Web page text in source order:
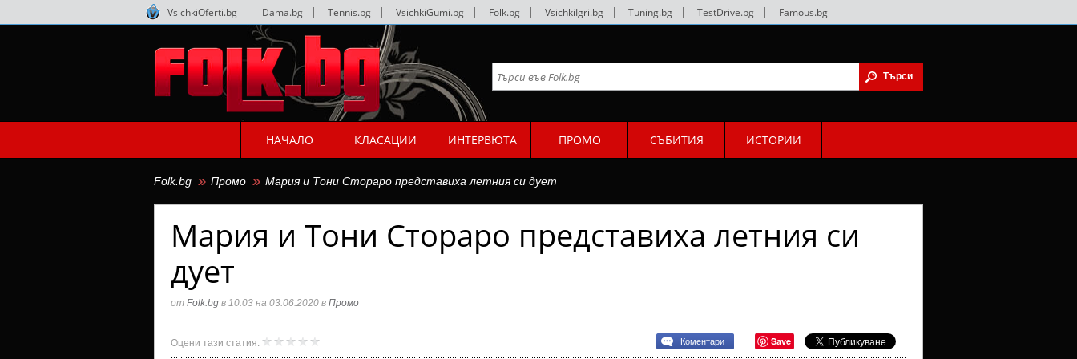
VsichkiOferti.bg Dama.bg Tennis.bg VsichkiGumi.bg Folk.bg VsichkiIgri.bg Tuning.bg TestDrive.bg Famous.bg
НАЧАЛО КЛАСАЦИИ ИНТЕРВЮТА ПРОМО СЪБИТИЯ ИСТОРИИ
Folk.bg Промо Мария и Тони Стораро представиха летния си дует
Мария и Тони Стораро представиха летния си
дует
от Folk.bg в 10:03 на 03.06.2020 в Промо
Оцени тази статия: Коментари Save